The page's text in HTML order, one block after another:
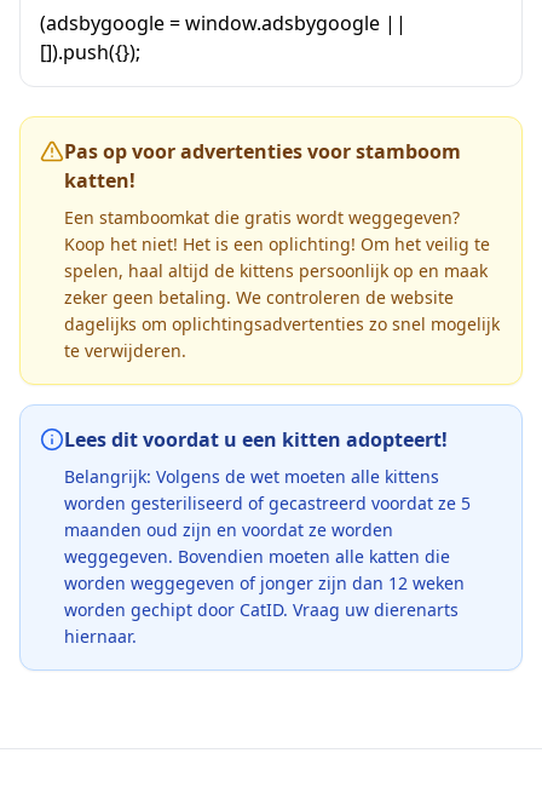
(adsbygoogle = window.adsbygoogle ||
[]).push({});
Pas op voor advertenties voor stamboom
katten!
Een stamboomkat die gratis wordt weggegeven?
Koop het niet! Het is een oplichting! Om het veilig te
spelen, haal altijd de kittens persoonlijk op en maak
zeker geen betaling. We controleren de website
dagelijks om oplichtingsadvertenties zo snel mogelijk
te verwijderen.
Lees dit voordat u een kitten adopteert!
Belangrijk: Volgens de wet moeten alle kittens
worden gesteriliseerd of gecastreerd voordat ze 5
maanden oud zijn en voordat ze worden
weggegeven. Bovendien moeten alle katten die
worden weggegeven of jonger zijn dan 12 weken
worden gechipt door CatID. Vraag uw dierenarts
hiernaar.